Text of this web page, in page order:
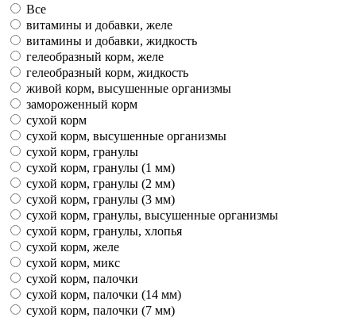
Все
витамины и добавки, желе
витамины и добавки, жидкость
гелеобразный корм, желе
гелеобразный корм, жидкость
живой корм, высушенные организмы
замороженный корм
сухой корм
сухой корм, высушенные организмы
сухой корм, гранулы
сухой корм, гранулы (1 мм)
сухой корм, гранулы (2 мм)
сухой корм, гранулы (3 мм)
сухой корм, гранулы, высушенные организмы
сухой корм, гранулы, хлопья
сухой корм, желе
сухой корм, микс
сухой корм, палочки
сухой корм, палочки (14 мм)
сухой корм, палочки (7 мм)